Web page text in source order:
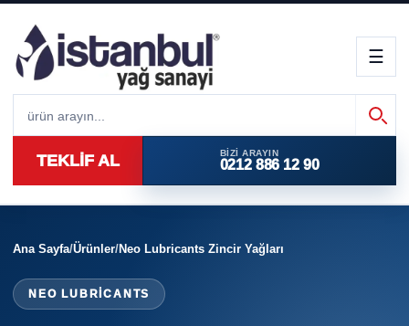
BIZI ARAYIN
0212 886 12 90
TEKLİF AL
☰
Ana Sayfa/Ürünler/Neo Lubricants Zincir Yağları
NEO LUBRICANTS